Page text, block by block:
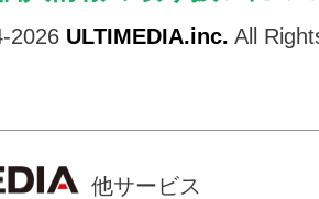
2026 ULTIMEDIA.inc. All
他サービス